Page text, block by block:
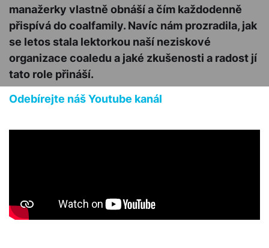
manažerky vlastně obnáší a čím každodenně
přispívá do coalfamily. Navíc nám prozradila, jak
se letos stala lektorkou naší neziskové
organizace coaledu a jaké zkušenosti a radost jí
tato role přináší.
Odebírejte náš Youtube kanál